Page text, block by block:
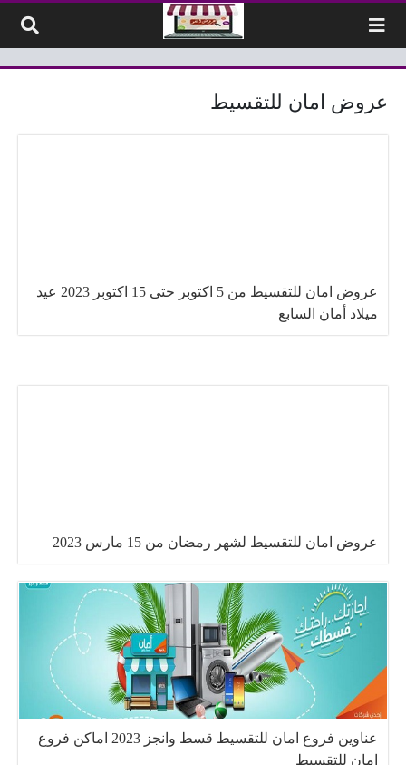
عروض امان للتقسيط
عروض امان للتقسيط من 5 اكتوبر حتى 15 اكتوبر 2023 عيد
ميلاد أمان السابع
عروض امان للتقسيط لشهر رمضان من 15 مارس 2023
عناوين فروع امان للتقسيط قسط وانجز 2023 اماكن فروع
امان للتقسيط